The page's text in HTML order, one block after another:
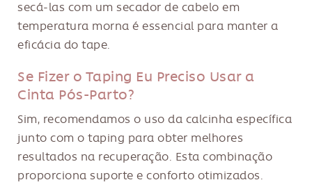
secá-las com um secador de cabelo em
temperatura morna é essencial para manter a
eficácia do tape.
Se Fizer o Taping Eu Preciso Usar a
Cinta Pós-Parto?
Sim, recomendamos o uso da calcinha específica
junto com o taping para obter melhores
resultados na recuperação. Esta combinação
proporciona suporte e conforto otimizados.